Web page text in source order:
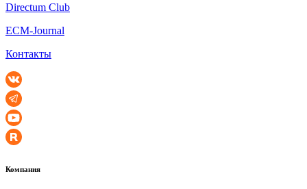
Directum Club
ECM-Journal
Контакты
Компания